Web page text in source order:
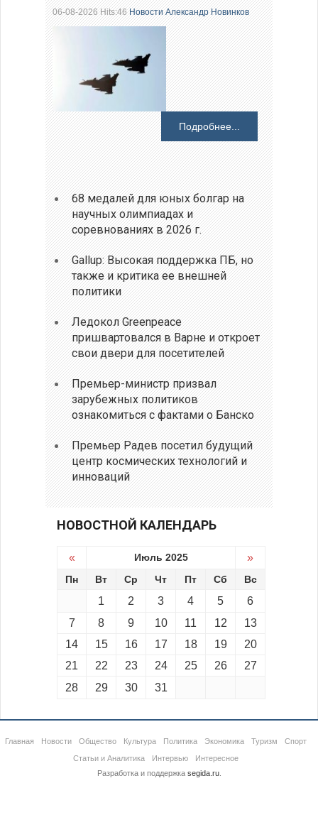
06-08-2026 Hits:46Новости Александр Новинков
Подробнее...
68 медалей для юных болгар на
научных олимпиадах и
соревнованиях в 2026 г.
Gallup: Высокая поддержка ПБ, но
также и критика ее внешней
политики
Ледокол Greenpeace
пришвартовался в Варне и откроет
свои двери для посетителей
Премьер-министр призвал
зарубежных политиков
ознакомиться с фактами о Банско
Премьер Радев посетил будущий
центр космических технологий и
инноваций
НОВОСТНОЙ КАЛЕНДАРЬ
« Июль 2025 »
Пн Вт Ср Чт Пт Сб Вс
1 2 3 4 5
6
7
8 9 10 11 12
13
14
15 16 17 18 19
20
21
22 23 24 25 26
27
28
29 30 31
Главная Новости Общество Культура Политика Экономика Туризм
Спорт
Статьи и Аналитика
Интервью
Интересное
Разработка и поддержка segida.ru.